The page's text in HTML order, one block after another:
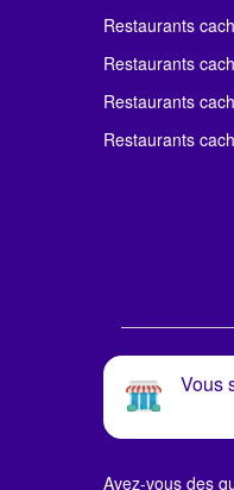
Restaurants
Restaurants
Restaurants
Restaurants
Vous
Avez-vous des